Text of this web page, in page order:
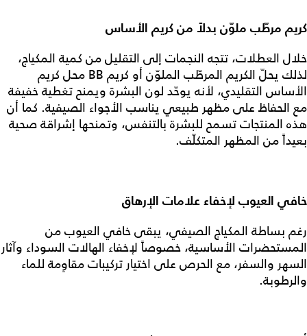
كريم مرطّب ملوّن بدلاً من كريم الأساس
خلال العطلات، تتجه النجمات إلى التقليل من كمية المكياج،
لذلك يحلّ الكريم المرطّب الملوّن أو كريم BB محل كريم
الأساس التقليدي، لأنه يوحّد لون البشرة ويمنح تغطية خفيفة
مع الحفاظ على مظهر طبيعي يناسب الأجواء الصيفية. كما أن
هذه المنتجات تسمح للبشرة بالتنفس، وتمنحها إشراقة صحية
بعيداً من المظهر المتكلّف.
خافي العيوب لإخفاء علامات الإرهاق
رغم بساطة المكياج الصيفي، يبقى خافي العيوب من
المستحضرات الأساسية، خصوصاً لإخفاء الهالات السوداء وآثار
السهر والسفر، مع الحرص على اختيار تركيبات مقاوِمة للماء
والرطوبة.